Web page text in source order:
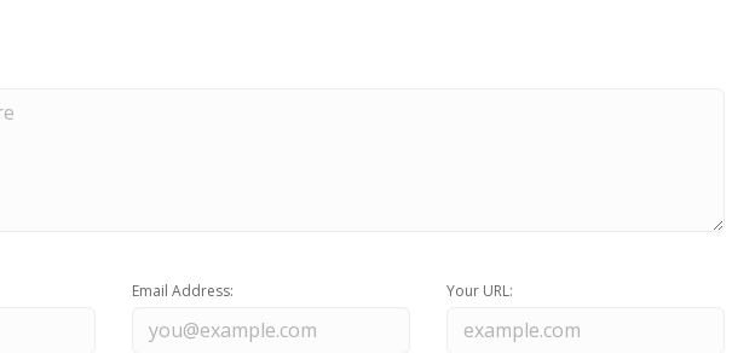
Email Address: Your URL: